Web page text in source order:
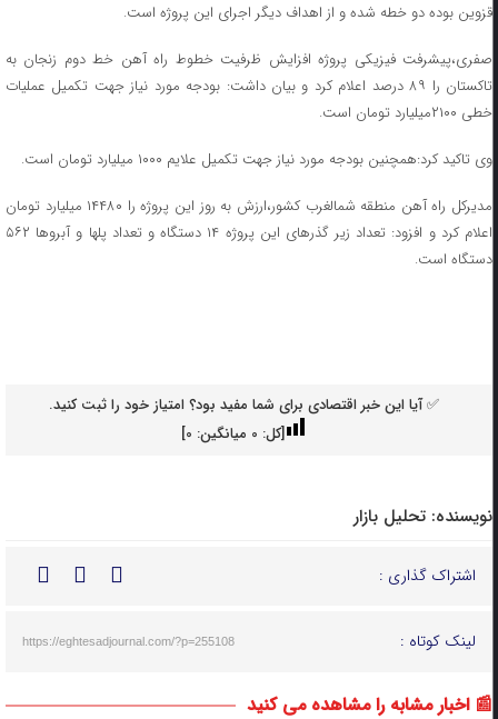
قزوین بوده دو خطه شده و از اهداف دیگر اجرای این پروژه است.
صفری،پیشرفت فیزیکی پروژه افزایش ظرفیت خطوط راه آهن خط دوم زنجان به
تاکستان را ۸۹ درصد اعلام کرد و بیان داشت: بودجه مورد نیاز جهت تکمیل عملیات
خطی ۲۱۰۰میلیارد تومان است.
وی تاکید کرد:همچنین بودجه مورد نیاز جهت تکمیل علایم ۱۰۰۰ میلیارد تومان است.
مدیرکل راه آهن منطقه شمالغرب کشور،ارزش به روز این پروژه را ۱۴۴۸۰ میلیارد تومان
اعلام کرد و افزود: تعداد زیر گذرهای این پروژه ۱۴ دستگاه و تعداد پلها و آبروها ۵۶۲
دستگاه است.
✅ آیا این خبر اقتصادی برای شما مفید بود؟ امتیاز خود را ثبت کنید.
[کل: 0میانگین: 0
]
نویسنده: تحلیل بازار
اشتراک گذاری :
لینک کوتاه : https://eghtesadjournal.com/?p=255108
📰 اخبار مشابه را مشاهده می کنید